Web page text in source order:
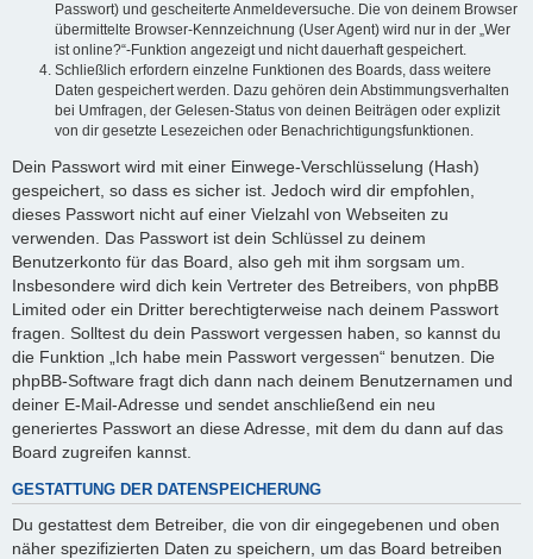
Passwort) und gescheiterte Anmeldeversuche. Die von deinem Browser
übermittelte Browser-Kennzeichnung (User Agent) wird nur in der „Wer
ist online?“-Funktion angezeigt und nicht dauerhaft gespeichert.
Schließlich erfordern einzelne Funktionen des Boards, dass weitere
Daten gespeichert werden. Dazu gehören dein Abstimmungsverhalten
bei Umfragen, der Gelesen-Status von deinen Beiträgen oder explizit
von dir gesetzte Lesezeichen oder Benachrichtigungsfunktionen.
Dein Passwort wird mit einer Einwege-Verschlüsselung (Hash)
gespeichert, so dass es sicher ist. Jedoch wird dir empfohlen,
dieses Passwort nicht auf einer Vielzahl von Webseiten zu
verwenden. Das Passwort ist dein Schlüssel zu deinem
Benutzerkonto für das Board, also geh mit ihm sorgsam um.
Insbesondere wird dich kein Vertreter des Betreibers, von phpBB
Limited oder ein Dritter berechtigterweise nach deinem Passwort
fragen. Solltest du dein Passwort vergessen haben, so kannst du
die Funktion „Ich habe mein Passwort vergessen“ benutzen. Die
phpBB-Software fragt dich dann nach deinem Benutzernamen und
deiner E-Mail-Adresse und sendet anschließend ein neu
generiertes Passwort an diese Adresse, mit dem du dann auf das
Board zugreifen kannst.
GESTATTUNG DER DATENSPEICHERUNG
Du gestattest dem Betreiber, die von dir eingegebenen und oben
näher spezifizierten Daten zu speichern, um das Board betreiben